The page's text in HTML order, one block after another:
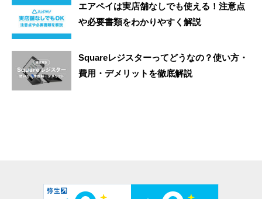
エアペイは実店舗なしでも使える！注意点
や必要書類をわかりやすく解説
Squareレジスターってどうなの？使い方・
費用・デメリットを徹底解説